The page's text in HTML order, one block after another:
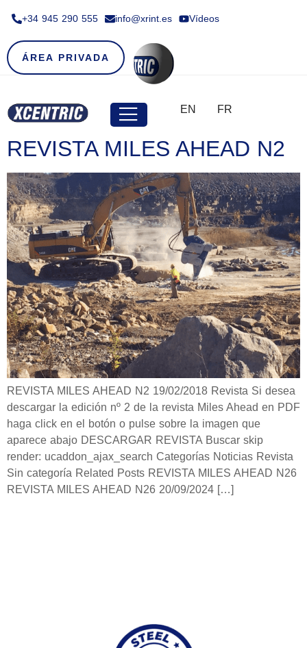
+34 945 290 555​ info@xrint.es Vídeos
ÁREA PRIVADA
EN FR
REVISTA MILES AHEAD N2
REVISTA MILES AHEAD N2 19/02/2018 Revista Si desea
descargar la edición nº 2 de la revista Miles Ahead en PDF
haga click en el botón o pulse sobre la imagen que
aparece abajo DESCARGAR REVISTA Buscar skip
render: ucaddon_ajax_search Categorías Noticias Revista
Sin categoría Related Posts REVISTA MILES AHEAD N26
REVISTA MILES AHEAD N26 20/09/2024 […]